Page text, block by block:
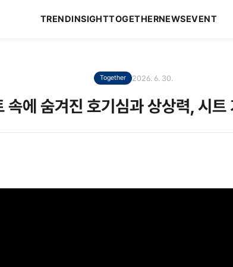
TRENDINSIGHTTOGETHERNEWSEVENT
Together 2026. 6. 30.
속에 숨겨진 호기심과 상상력, 시트